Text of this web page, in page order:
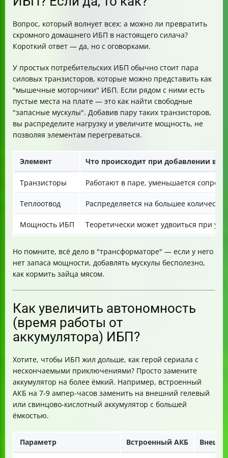
Вопрос, который волнует всех: а можно ли превратить
скромного домашнего ИБП в настоящего силача?
Короткий ответ — да, но с оговорками.
У простых потребительских ИБП обычно стоит пара
силовых транзисторов, которые можно представить как
"мышечные моторчики" ИБП. Если рядом с ними есть
пустые места на плате — это как найти свободные
"запасные мускулы". Добавив пару таких транзисторов,
вы распределите нагрузку и увеличите мощность, не
позволяя элементам перегреваться.
Элемент Что происходит при добавлении
Транзисторы Работают в паре, уменьшается
Теплоотвод Распределяется на большее
Мощность ИБП Теоретически может удвоиться при
Но помните, всё дело в "трансформаторе" — если у него
нет запаса мощности, добавлять мускулы бесполезно,
как кормить зайца мясом.
Как увеличить автономность
(время работы от
аккумулятора) ИБП?
Хотите, чтобы ИБП жил дольше, как герой сериала с
нескончаемыми приключениями? Просто замените
аккумулятор на более ёмкий. Например, встроенный
АКБ на 7-9 ампер-часов заменить на внешний гелевый
или свинцово-кислотный аккумулятор с большей
ёмкостью.
Параметр Встроенный АКБ